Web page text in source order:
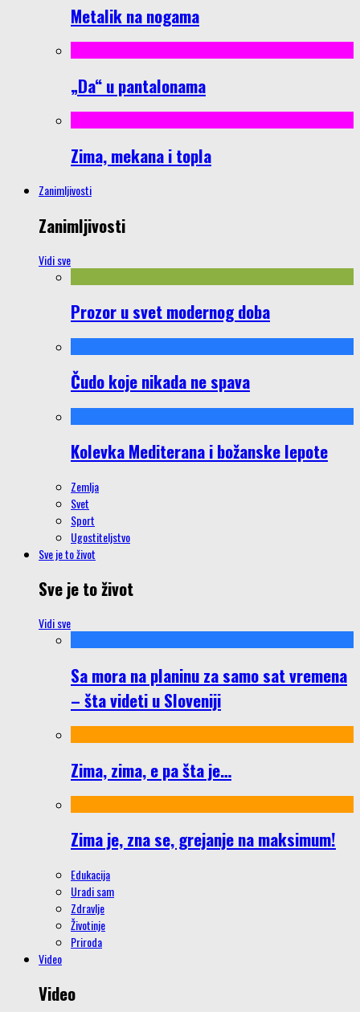
Metalik na nogama
„Da“ u pantalonama
Zima, mekana i topla
Zanimljivosti
Zanimljivosti
Vidi sve
Prozor u svet modernog doba
Čudo koje nikada ne spava
Kolevka Mediterana i božanske lepote
Zemlja
Svet
Sport
Ugostiteljstvo
Sve je to život
Sve je to život
Vidi sve
Sa mora na planinu za samo sat vremena
– šta videti u Sloveniji
Zima, zima, e pa šta je…
Zima je, zna se, grejanje na maksimum!
Edukacija
Uradi sam
Zdravlje
Životinje
Priroda
Video
Video